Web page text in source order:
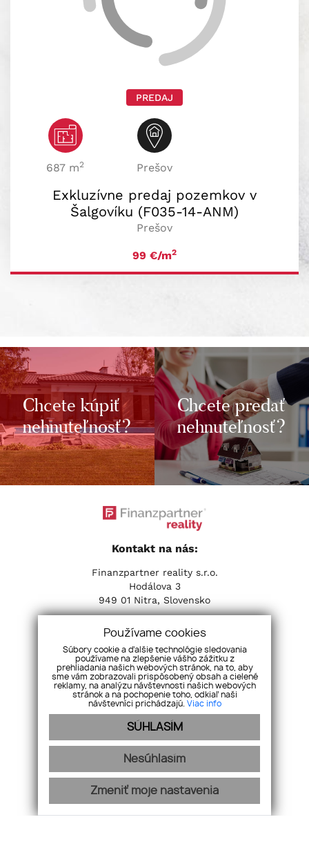
Používame cookies
Súbory cookie a ďalšie technológie sledovania
používame na zlepšenie vášho zážitku z
prehliadania našich webových stránok, na to, aby
sme vám zobrazovali prispôsobený obsah a cielené
reklamy, na analýzu návštevnosti našich webových
stránok a na pochopenie toho, odkiaľ naši
návštevníci prichádzajú. Viac info
SÚHLASÍM
Nesúhlasím
Zmeniť moje nastavenia
PREDAJ
687 m2 Prešov
Exkluzívne predaj pozemkov v
Šalgovíku (F035-14-ANM)
Prešov
99 €/m2
Chcete kúpiť
nehnuteľnosť?
Chcete predať
nehnuteľnosť?
Kontakt na nás:
Finanzpartner reality s.r.o.
Hodálova 3
949 01 Nitra, Slovensko
+421 37 653 31 31
Sociálne siete:
Hypotéky
Dokumenty
Náš tím Kariéra Cookies Kontakt